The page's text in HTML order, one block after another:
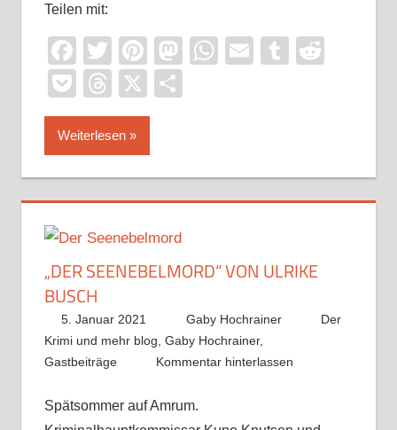
Teilen mit:
Facebook
TwitterPinterest
Mastodon
WhatsApp
EmailTumblr
PocketThreads
X
Weiterlesen
„DER SEENEBELMORD“ VON ULRIKE
BUSCH
5. Januar 2021 Gaby Hochrainer
Der
Krimi und mehr blog Gaby Hochrainer,
Gastbeiträge
Kommentar hinterlassen
Spätsommer auf Amrum.